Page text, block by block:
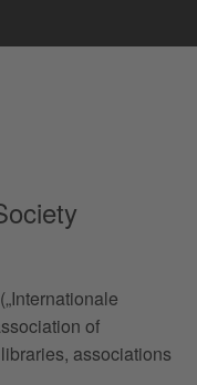
of
associations